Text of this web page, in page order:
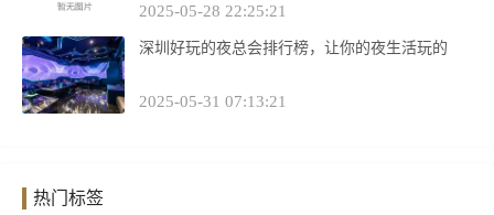
2025-05-28 22:25:21
深圳好玩的夜总会排行榜，让你的夜生活玩的
2025-05-31 07:13:21
热门标签